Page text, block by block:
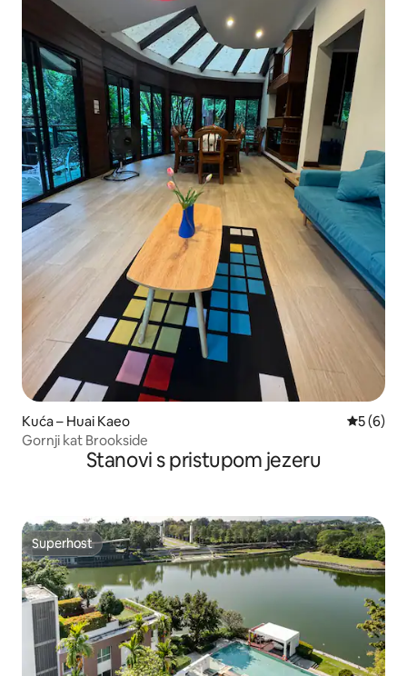
Kuća – Huai Kaeo
5 (6)
Gornji kat Brookside
Stanovi s pristupom jezeru
Superhost
Superhost